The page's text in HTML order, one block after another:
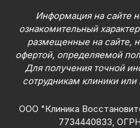
Информация на сайте
ознакомительный
размещенные на сайте,
офертой, определяемой
Для получения точной
сотрудникам клиники
ООО "Клиника
7734440833, ОГРН